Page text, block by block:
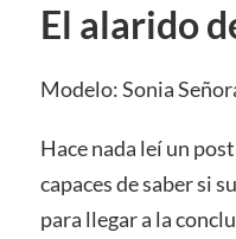
El alarido
Modelo: Sonia
Hace nada leí un
capaces de saber si
para llegar a la